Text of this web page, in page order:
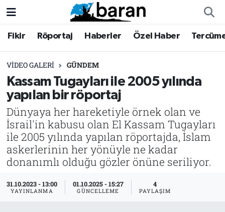
Fikir Röportaj Haberler Özel Haber
VIDEO GALERI GÜNDEM
Kassam Tugayları ile 2005 yılında
yapılan bir röportaj
Dünyaya her hareketiyle örnek olan ve
İsrail'in kabusu olan El Kassam Tugayları
ile 2005 yılında yapılan röportajda, İslam
askerlerinin her yönüyle ne kadar
donanımlı olduğu gözler önüne seriliyor.
31.10.2023 - 13:00
YAYINLANMA
01.10.2025 - 15:27
GÜNCELLEME
4
PAYLAŞIM
Fikir
Röportaj
Haberler
Özel Haber
Tercüme
İktibas
Büyük Doğu-İbda
Fikir
Röportaj
Haberler
Özel Haber
Tercüme
İktibas
Büyük Doğu-İbda
Nöbetçi Eczaneler
Hava Durumu
Trafik Durumu
Süper Lig Puan Durumu ve Fikstür
Tüm Manşetler
Son Dakika Haberleri
Haber Arşivi